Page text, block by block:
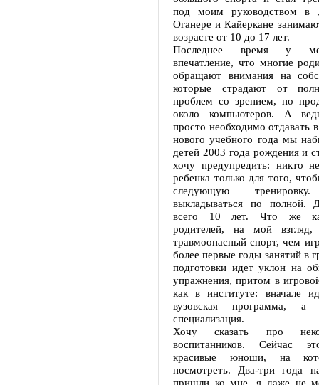
под моим
Оганере и Кайеркане
возрасте от 10 до 17 лет.
Последнее время у
впечатление, что многие
обращают внимания на
которые страдают от
проблем со зрением, но
около компьютеров. А
просто необходимо отдавать
нового учебного года мы
детей 2003 года рождения и
хочу предупредить: никто
ребенка только для того,
следующую
выкладываться по полной.
всего 10 лет. Что же
родителей, на мой
травмоопасный спорт, чем
более первые годы занятий в
подготовки идет уклон на
упражнения, притом в
как в институте: вначале
вузовская программа, а
специализация.
Хочу сказать про
воспитанников. Сейчас
красивые юноши, на
посмотреть. Два-три года
пришли ко мне, я даже не